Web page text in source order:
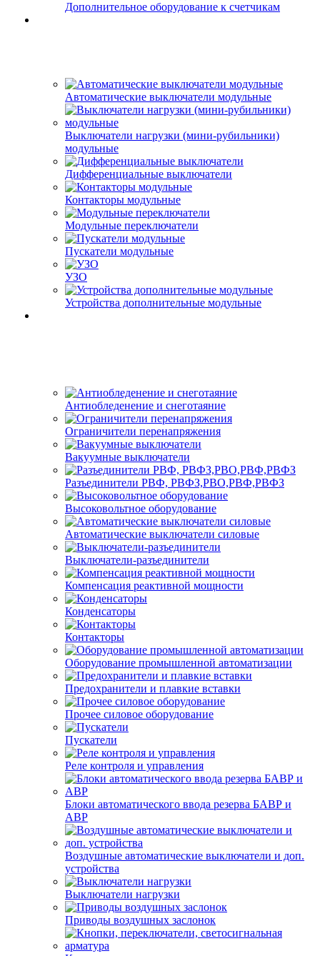
Дополнительное оборудование к счетчикам
Автоматические выключатели модульные
Выключатели нагрузки (мини-рубильники)
модульные
Дифференциальные выключатели
Контакторы модульные
Модульные переключатели
Пускатели модульные
УЗО
Устройства дополнительные модульные
Антиобледенение и снеготаяние
Ограничители перенапряжения
Вакуумные выключатели
Разъединители РВФ, РВФЗ,РВО,РВФ,РВФЗ
Высоковольтное оборудование
Автоматические выключатели cиловые
Выключатели-разъединители
Компенсация реактивной мощности
Конденсаторы
Контакторы
Оборудование промышленной автоматизации
Предохранители и плавкие вставки
Прочее силовое оборудование
Пускатели
Реле контроля и управления
Блоки автоматического ввода резерва БАВР и
АВР
Воздушные автоматические выключатели и доп.
устройства
Выключатели нагрузки
Приводы воздушных заслонок